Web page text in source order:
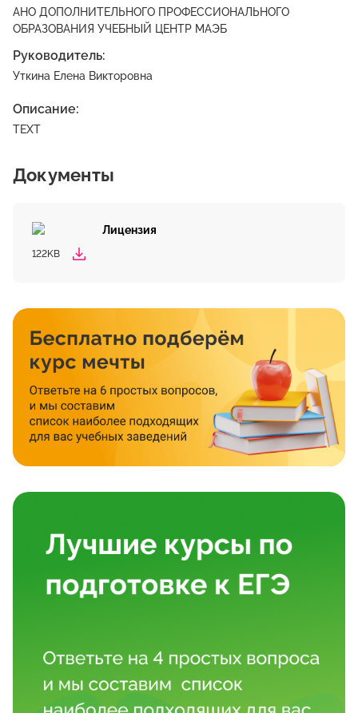
АНО ДОПОЛНИТЕЛЬНОГО ПРОФЕССИОНАЛЬНОГО
ОБРАЗОВАНИЯ УЧЕБНЫЙ ЦЕНТР МАЭБ
Руководитель:
Уткина Елена Викторовна
Описание:
TEXT
Документы
Лицензия
122KB